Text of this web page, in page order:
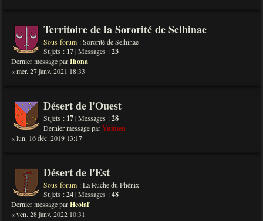
Territoire de la Sororité de Selhinae
Sous-forum :Sororité de Selhinae
Sujets : 17| Messages :23
Dernier message parIhona
« mer. 27 janv. 2021 18:33
Désert de l'Ouest
Sujets : 17| Messages :28
Dernier message parYuimen
« lun. 16 déc. 2019 13:17
Désert de l'Est
Sous-forum :La Ruche du Phénix
Sujets :24| Messages :48
Dernier message parHeolaf
« ven. 28 janv. 2022 10:31